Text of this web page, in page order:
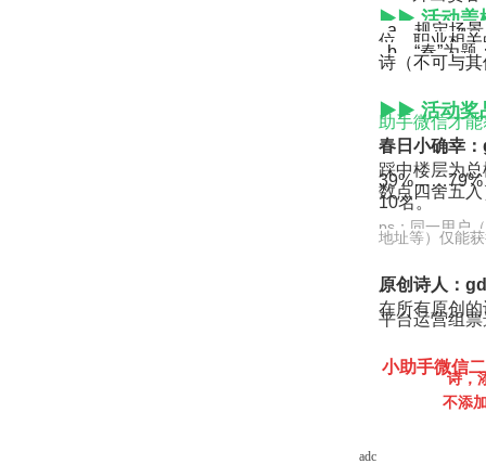
adc
▶▶ 活动盖
a 、规定场
位、职业相
b、“春”为题
诗（不可与
▶▶活动奖
助手微信才
春日小确幸
踩中楼层为
39%……79%
数点四舍五
10名。
ps：同一用户
地址等）仅能
原创诗人：
在所有原创
平台运营组
小助手微信
诗，
不添